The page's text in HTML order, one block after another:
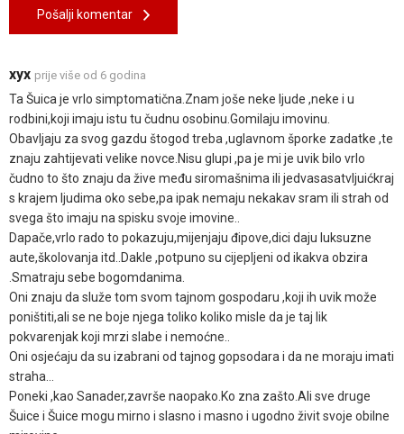
Pošalji komentar
xyx prije više od 6 godina
Ta Šuica je vrlo simptomatična.Znam joše neke ljude ,neke i u
rodbini,koji imaju istu tu čudnu osobinu.Gomilaju imovinu.
Obavljaju za svog gazdu štogod treba ,uglavnom šporke zadatke ,te
znaju zahtijevati velike novce.Nisu glupi ,pa je mi je uvik bilo vrlo
čudno to što znaju da žive među siromašnima ili jedvasasatvljuićkraj
s krajem ljudima oko sebe,pa ipak nemaju nekakav sram ili strah od
svega što imaju na spisku svoje imovine..
Dapače,vrlo rado to pokazuju,mijenjaju đipove,dici daju luksuzne
aute,školovanja itd..Dakle ,potpuno su cijepljeni od ikakva obzira
.Smatraju sebe bogomdanima.
Oni znaju da služe tom svom tajnom gospodaru ,koji ih uvik može
poništiti,ali se ne boje njega toliko koliko misle da je taj lik
pokvarenjak koji mrzi slabe i nemoćne..
Oni osjećaju da su izabrani od tajnog gopsodara i da ne moraju imati
straha...
Poneki ,kao Sanader,završe naopako.Ko zna zašto.Ali sve druge
Šuice i Šuice mogu mirno i slasno i masno i ugodno živit svoje obilne